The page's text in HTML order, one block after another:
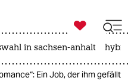

taz zahl ich
in sachsen-anhalt
Ein Job, der ihm gefällt